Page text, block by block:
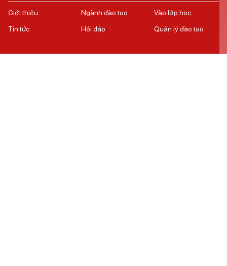
Giới thiệu
Tin tức
Ngành đào tạo
Hỏi đáp
Vào lớp học
Quản lý đào tạo